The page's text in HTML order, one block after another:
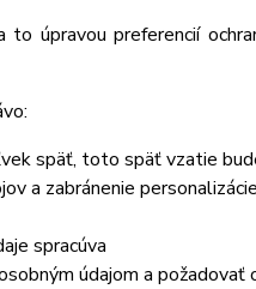
to úpravou preferencií
späť, toto späť vzatie
a zabránenie
spracúva
údajom a požadovať